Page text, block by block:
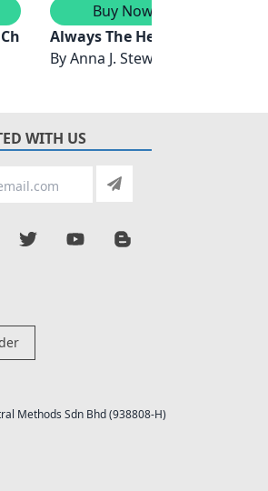
- Book One- Genesis
Buy Now
Always The Hero
ByAnna J. Stewart
WITH US
Methods Sdn Bhd (938808-H)